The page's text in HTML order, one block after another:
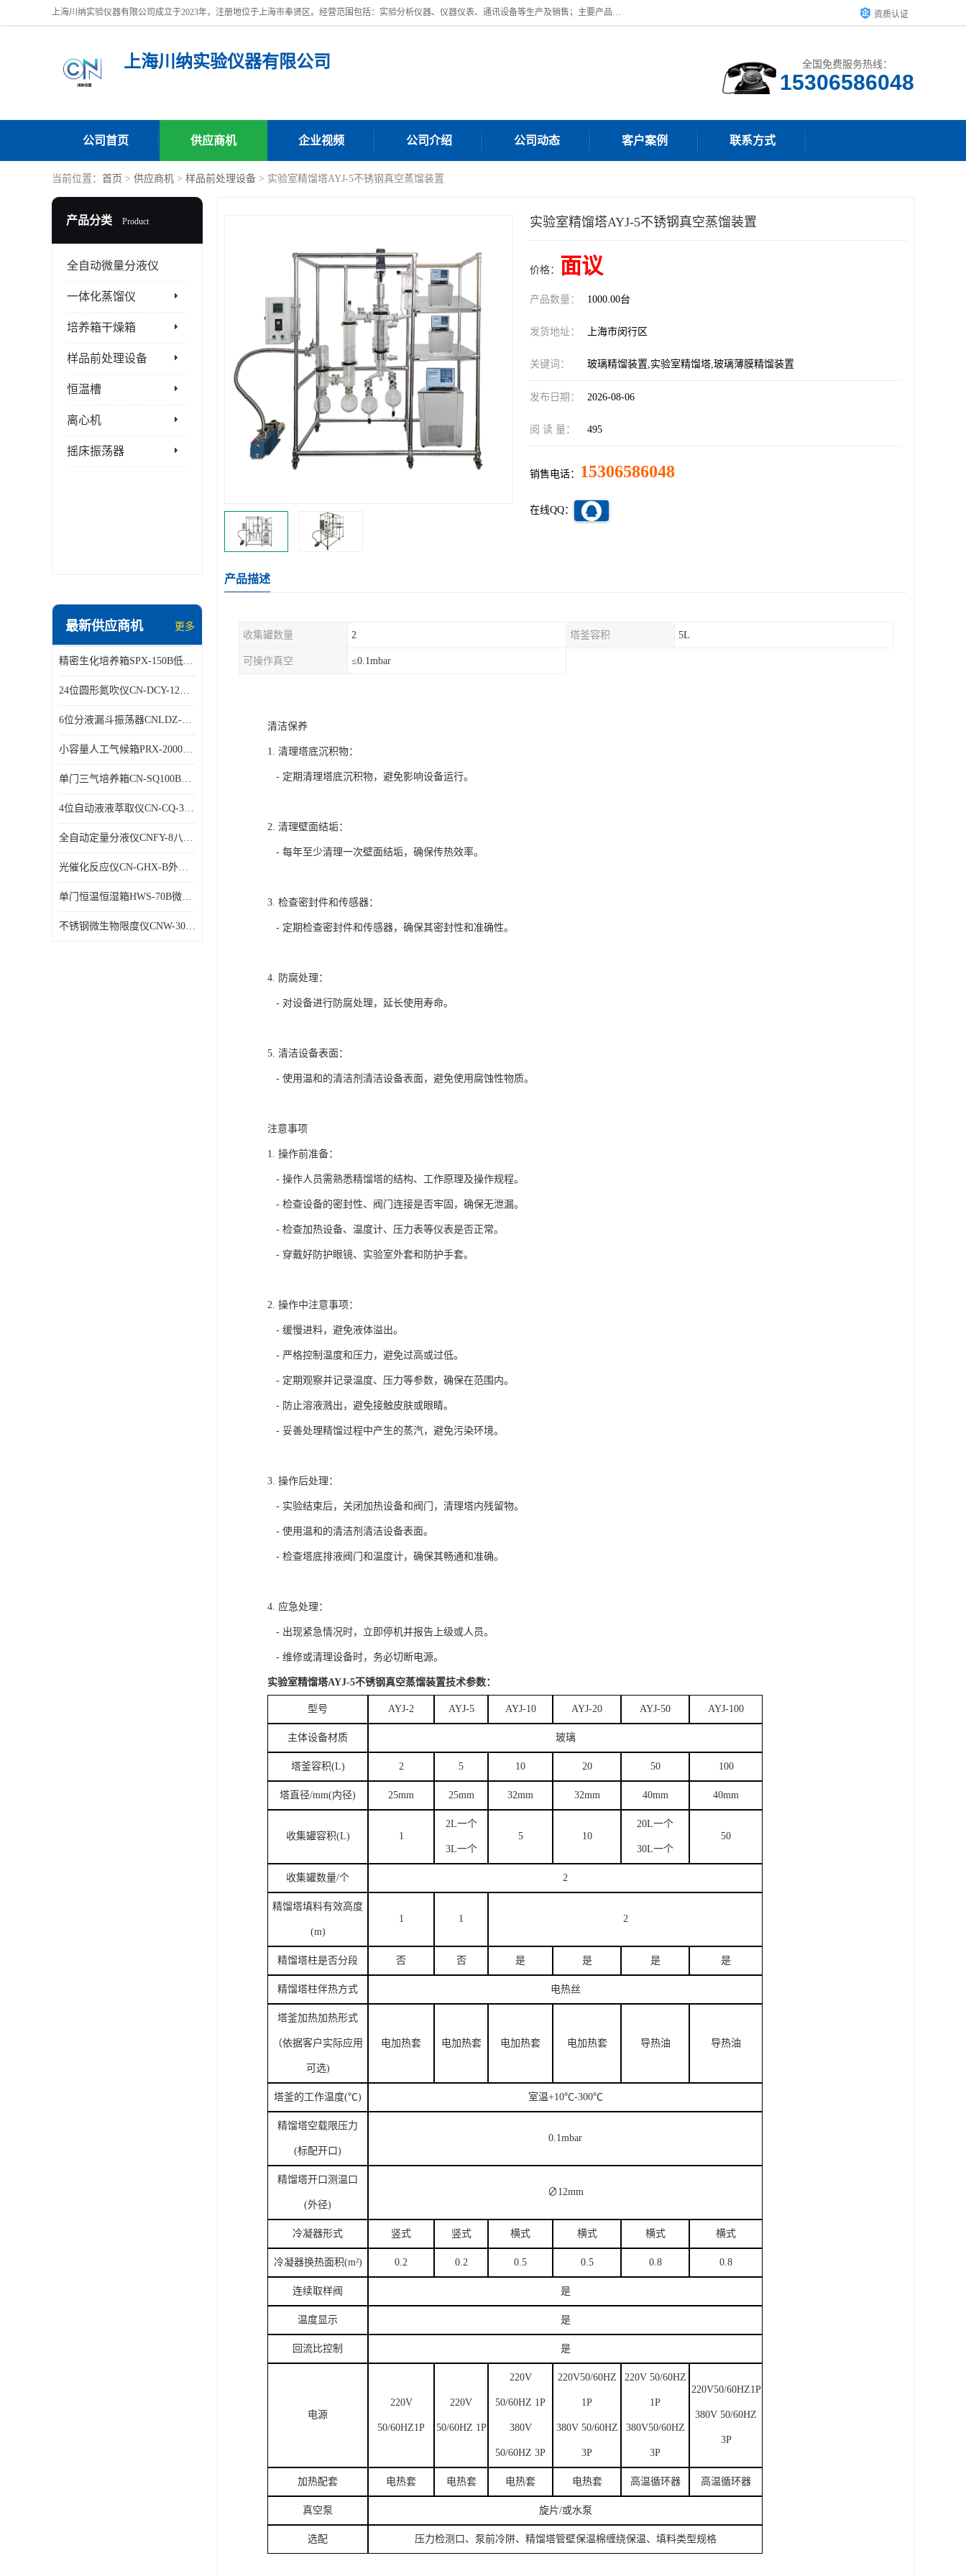
上海川纳实验仪器有限公司成立于2023年，注册地位于上海市奉贤区。经营范围包括：实验分析仪器、仪器仪表、通讯设备等生产及销售；主要产品有：全自动微量分液仪，一体化蒸馏仪，氟化物蒸馏仪，培养箱干燥箱，人工气候箱，生化培养箱，二氧化碳培养箱，厌氧培养箱，三气培养箱，光照培养箱等。 资质认证
上海川纳实验仪器有限公司 全国免费服务热线：
15306586048
公司首页 供应商机 企业视频 公司介绍 公司动态 客户案例 联系方式
当前位置： 首页 > 供应商机 > 样品前处理设备 > 实验室精馏塔AYJ-5不锈钢真空蒸馏装置
产品分类 Product
全自动微量分液仪
一体化蒸馏仪
培养箱干燥箱
样品前处理设备
恒温槽
离心机
摇床振荡器
最新供应商机 更多
精密生化培养箱SPX-150B低温细菌培养箱
24位圆形氮吹仪CN-DCY-12Y水浴氮气吹扫捕集仪
6位分液漏斗振荡器CNLDZ-8D垂直净化振荡器
小容量人工气候箱PRX-2000A低温养虫箱
单门三气培养箱CN-SQ100B低氧细胞试验箱
4位自动液液萃取仪CN-CQ-3C油水萃取装置
全自动定量分液仪CNFY-8八排联管分液器
光催化反应仪CN-GHX-B外照式光化学反应器
单门恒温恒湿箱HWS-70B微生物细菌培养箱
不锈钢微生物限度仪CNW-300B薄膜过滤器
实验室精馏塔AYJ-5不锈钢真空蒸馏装置
价格： 面议
产品数量： 1000.00台
发货地址： 上海市闵行区
关键词： 玻璃精馏装置,实验室精馏塔,玻璃薄膜精馏装置
发布日期： 2026-08-06
阅 读 量： 495
销售电话： 15306586048
在线QQ：
产品描述
收集罐数量 2 塔釜容积 5L
可操作真空 ≤0.1mbar
清洁保养
1. 清理塔底沉积物：
- 定期清理塔底沉积物，避免影响设备运行。
2. 清理壁面结垢：
- 每年至少清理一次壁面结垢，确保传热效率。
3. 检查密封件和传感器：
- 定期检查密封件和传感器，确保其密封性和准确性。
4. 防腐处理：
- 对设备进行防腐处理，延长使用寿命。
5. 清洁设备表面：
- 使用温和的清洁剂清洁设备表面，避免使用腐蚀性物质。
注意事项
1. 操作前准备：
- 操作人员需熟悉精馏塔的结构、工作原理及操作规程。
- 检查设备的密封性、阀门连接是否牢固，确保无泄漏。
- 检查加热设备、温度计、压力表等仪表是否正常。
- 穿戴好防护眼镜、实验室外套和防护手套。
2. 操作中注意事项：
- 缓慢进料，避免液体溢出。
- 严格控制温度和压力，避免过高或过低。
- 定期观察并记录温度、压力等参数，确保在范围内。
- 防止溶液溅出，避免接触皮肤或眼睛。
- 妥善处理精馏过程中产生的蒸汽，避免污染环境。
3. 操作后处理：
- 实验结束后，关闭加热设备和阀门，清理塔内残留物。
- 使用温和的清洁剂清洁设备表面。
- 检查塔底排液阀门和温度计，确保其畅通和准确。
4. 应急处理：
- 出现紧急情况时，立即停机并报告上级或人员。
- 维修或清理设备时，务必切断电源。
实验室精馏塔AYJ-5不锈钢真空蒸馏装置技术参数：
型号 AYJ-2 AYJ-5 AYJ-10 AYJ-20 AYJ-50 AYJ-100
主体设备材质 玻璃
塔釜容积(L) 2 5 10 20 50 100
塔直径/mm(内径) 25mm 25mm 32mm 32mm 40mm 40mm
收集罐容积(L) 1
2L一个
3L一个
5 10
20L一个
30L一个
50
收集罐数量/个 2
精馏塔填料有效高度
(m)
1 1 2
精馏塔柱是否分段 否 否 是 是 是 是
精馏塔柱伴热方式 电热丝
塔釜加热加热形式
（依据客户实际应用
可选)
电加热套 电加热套 电加热套 电加热套 导热油 导热油
塔釜的工作温度(℃) 室温+10℃-300℃
精馏塔空载限压力
(标配开口)
0.1mbar
精馏塔开口测温口
(外径)
∅12mm
冷凝器形式 竖式 竖式 横式 横式 横式 横式
冷凝器换热面积(m²) 0.2 0.2 0.5 0.5 0.8 0.8
连续取样阀 是
温度显示 是
回流比控制 是
电源
220V
50/60HZ1P
220V
50/60HZ 1P
220V
50/60HZ 1P
380V
50/60HZ 3P
220V50/60HZ
1P
380V 50/60HZ
3P
220V 50/60HZ
1P
380V50/60HZ
3P
220V50/60HZ1P
380V 50/60HZ
3P
加热配套 电热套 电热套 电热套 电热套 高温循环器 高温循环器
真空泵 旋片/或水泵
选配 压力检测口、泵前冷阱、精馏塔管壁保温棉缠绕保温、填料类型规格